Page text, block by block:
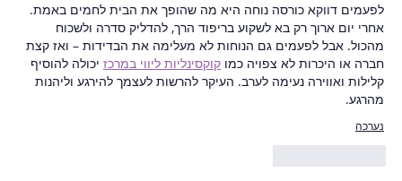
לפעמים דווקא כורסה נוחה היא מה שהופך את הבית לחמים באמת.
אחרי יום ארוך רק בא לשקוע בריפוד הרך, להדליק סדרה ולשכוח
מהכול. אבל לפעמים גם הנוחות לא מעלימה את הבדידות – ואז קצת
חברה או היכרות לא צפויה כמו קוקסינליות ליווי במרכז​ יכולה להוסיף
קלילות ואווירה נעימה לערב. העיקר להרשות לעצמך להירגע וליהנות
מהרגע.
נערכה